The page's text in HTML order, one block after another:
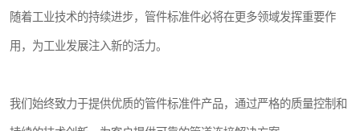
随着工业技术的持续进步，管件标准件必将在更多领域发挥重要作
用，为工业发展注入新的活力。
我们始终致力于提供优质的管件标准件产品，通过严格的质量控制和